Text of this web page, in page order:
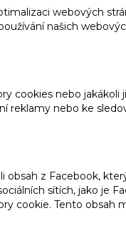
webových
našich
cookies nebo
reklamy nebo ke
obsah z Facebook,
sítích, jako je
cookie. Tento obsah